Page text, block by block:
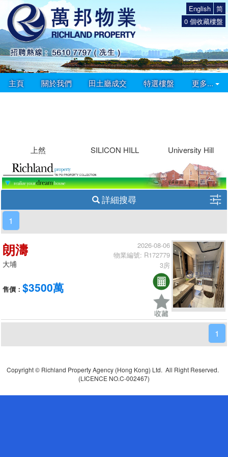
简
English
0 個收藏樓盤
主頁 關於我們 田土廳成交 特選樓盤 更多...
上然 SILICON HILL University Hill
詳細搜尋
1
朗濤
大埔
售價： $3500萬
2026-08-06
物業編號: R172779
3房
1
Copyright © Richland Property Agency (Hong Kong) Ltd. All Right Reserved.
(LICENCE NO.C-002467)